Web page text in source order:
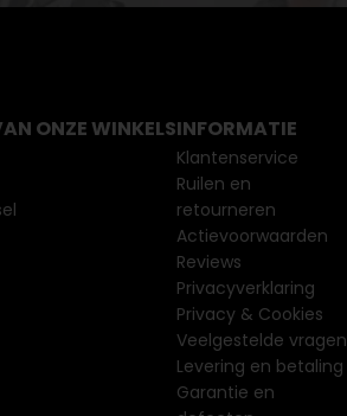
ONZE WINKELSINFORMATIE
Klantenservice
Ruilen en
retourneren
Actievoorwaarden
Reviews
Privacyverklaring
Privacy & Cookies
Veelgestelde vragen
Levering en betaling
Garantie en